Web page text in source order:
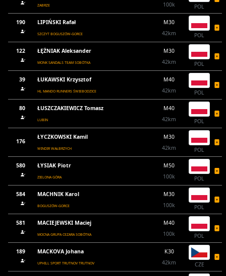
ZABRZE
100k
POL
190 LIPIŃSKI Rafał
SZCZYT BOGUSZÓW-GORCE
M30
42km
POL
122 ŁĘŻNIAK Aleksander
MONK SANDALS TEAM SOBÓTKA
M30
42km
POL
39 ŁUKAWSKI Krzysztof
HL MANDO RUNNERS ŚWIEBODZICE
M40
42km
POL
80 ŁUSZCZAKIEWICZ Tomasz
LUBIN
M40
42km
POL
176
ŁYCZKOWSKI Kamil
WINDIR WAŁBRZYCH
M30
42km
POL
580 ŁYSIAK Piotr
ZIELONA GÓRA
M50
100k
POL
584 MACHNIK Karol
BOGUSZÓW-GORCE
M30
100k
POL
581 MACIEJEWSKI Maciej
MOCNA GRUPA CEZARA SOBÓTKA
M40
100k
POL
189 MACKOVA Johana
UPHILL SPORT TRUTNOV TRUTNOV
K30
42km
CZE